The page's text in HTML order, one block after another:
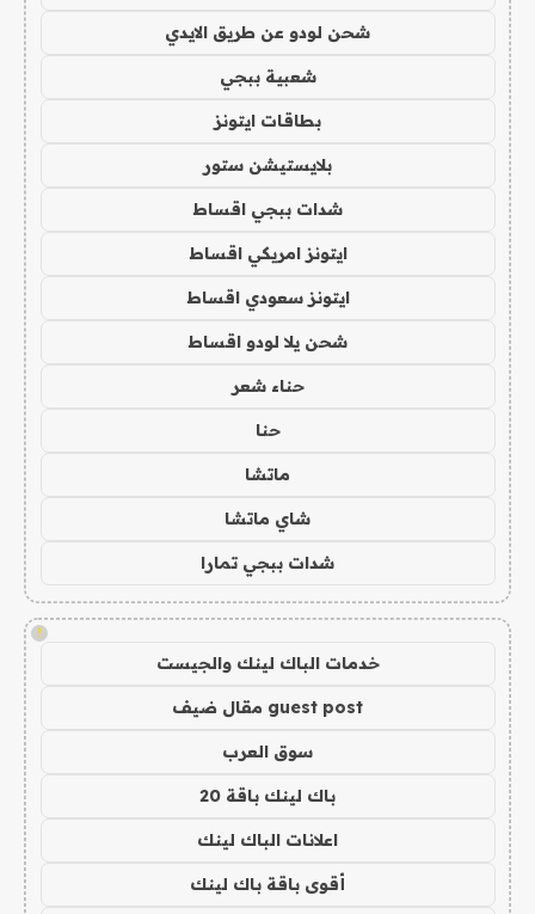
شحن لودو عن طريق الايدي
شعبية ببجي
بطاقات ايتونز
بلايستيشن ستور
شدات ببجي اقساط
ايتونز امريكي اقساط
ايتونز سعودي اقساط
شحن يلا لودو اقساط
حناء شعر
حنا
ماتشا
شاي ماتشا
شدات ببجي تمارا
!
خدمات الباك لينك والجيست
guest post مقال ضيف
سوق العرب
باك لينك باقة 20
اعلانات الباك لينك
أقوى باقة باك لينك